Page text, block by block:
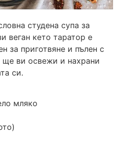
студена супа за
веган кето таратор е
за приготвяне и пълен с
ще ви освежи и нахрани
си.
мляко